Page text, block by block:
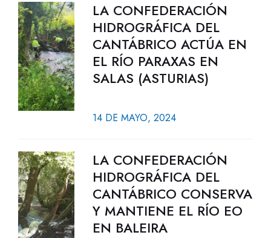
LA CONFEDERACIÓN
HIDROGRÁFICA DEL
CANTÁBRICO ACTÚA EN
EL RÍO PARAXAS EN
SALAS (ASTURIAS)
14 DE MAYO, 2024
LA CONFEDERACIÓN
HIDROGRÁFICA DEL
CANTÁBRICO CONSERVA
Y MANTIENE EL RÍO EO
EN BALEIRA